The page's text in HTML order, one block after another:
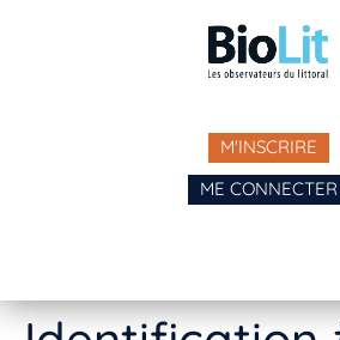
M'INSCRIRE
ME CONNECTER